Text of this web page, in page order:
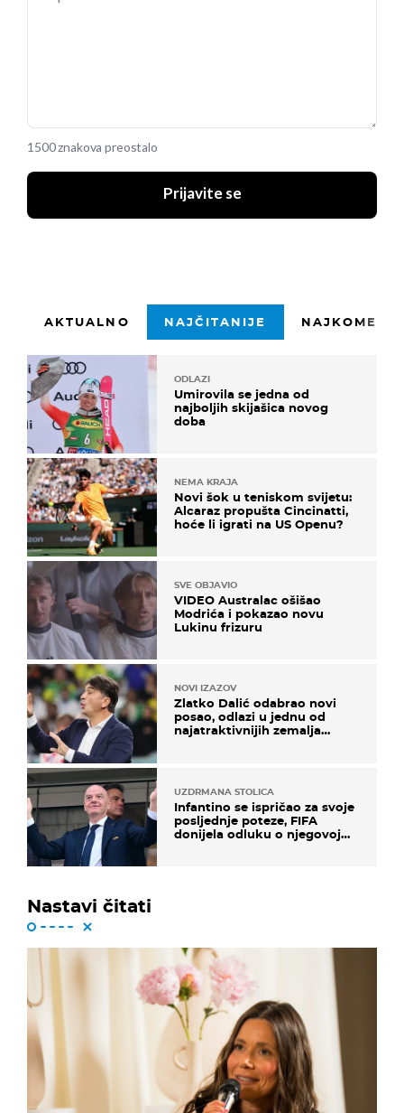
1500 znakova preostalo
Prijavite se
AKTUALNO NAJČITANIJE
ODLAZI
Umirovila se jedna od
najboljih skijašica novog
doba
NEMA KRAJA
Novi šok u teniskom svijetu:
Alcaraz propušta Cincinatti,
hoće li igrati na US Openu?
SVE OBJAVIO
VIDEO Australac ošišao
Modrića i pokazao novu
Lukinu frizuru
NOVI IZAZOV
Zlatko Dalić odabrao novi
posao, odlazi u jednu od
najatraktivnijih zemalja
UZDRMANA STOLICA
Infantino se ispričao za svoje
posljednje poteze, FIFA
donijela odluku o njegovoj
Nastavi čitati